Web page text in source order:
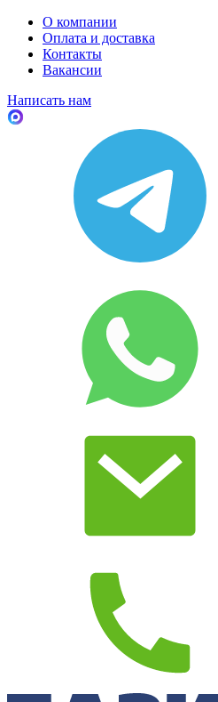
О компании
Оплата и доставка
Контакты
Вакансии
Написать нам